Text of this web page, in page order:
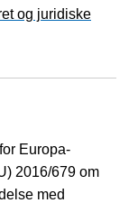
og juridiske
Europa-
2016/679 om
med